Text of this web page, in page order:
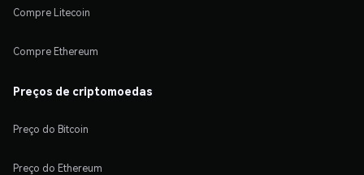
Compre Litecoin
Compre Ethereum
Preços de criptomoedas
Preço do Bitcoin
Preço do Ethereum